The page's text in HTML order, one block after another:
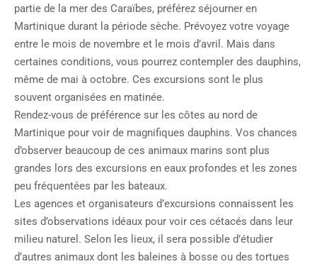
partie de la mer des Caraïbes, préférez séjourner en
Martinique durant la période sèche. Prévoyez votre voyage
entre le mois de novembre et le mois d’avril. Mais dans
certaines conditions, vous pourrez contempler des dauphins,
même de mai à octobre. Ces excursions sont le plus
souvent organisées en matinée.
Rendez-vous de préférence sur les côtes au nord de
Martinique pour voir de magnifiques dauphins. Vos chances
d’observer beaucoup de ces animaux marins sont plus
grandes lors des excursions en eaux profondes et les zones
peu fréquentées par les bateaux.
Les agences et organisateurs d’excursions connaissent les
sites d’observations idéaux pour voir ces cétacés dans leur
milieu naturel. Selon les lieux, il sera possible d’étudier
d’autres animaux dont les baleines à bosse ou des tortues